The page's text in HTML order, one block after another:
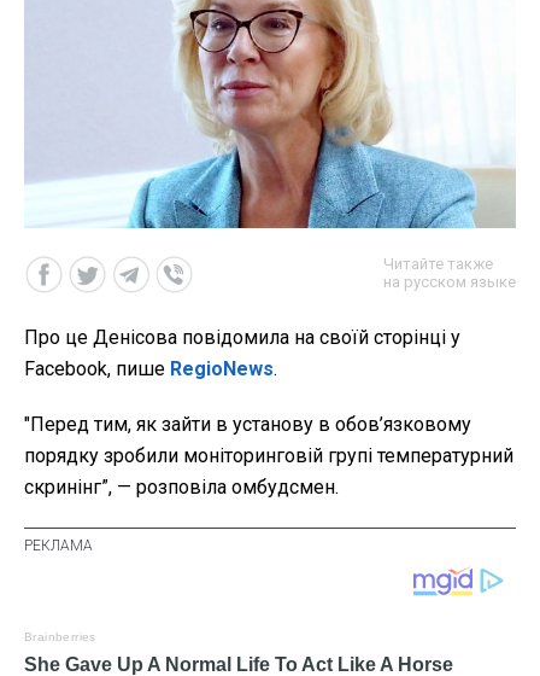
Читайте также
на русском языке
Про це Денісова повідомила на своїй сторінці у
Facebook, пише RegioNews.
"Перед тим, як зайти в установу в обов’язковому
порядку зробили моніторинговій групі температурний
скринінг”, — розповіла омбудсмен.